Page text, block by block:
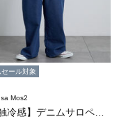
セール対象
Mos2